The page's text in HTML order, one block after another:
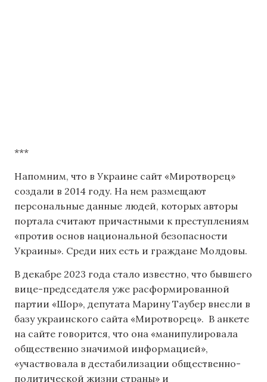
***
Напомним, что в Украине сайт «Миротворец»
создали в 2014 году. На нем размещают
персональные данные людей, которых авторы
портала считают причастными к преступлениям
«против основ национальной безопасности
Украины». Среди них есть и граждане Молдовы.
В декабре 2023 года стало известно, что бывшего
вице-председателя уже расформированной
партии «Шор», депутата Марину Таубер внесли в
базу украинского сайта «Миротворец». В анкете
на сайте говорится, что она «манипулировала
общественно значимой информацией»,
«участвовала в дестабилизации общественно-
политической жизни страны» и